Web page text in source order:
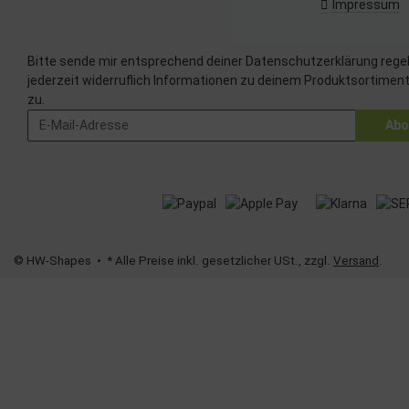
Impressum
Bitte sende mir entsprechend deiner Datenschutzerklärung
jederzeit widerruflich Informationen zu deinem Produktsortiment
zu.
© HW-Shapes • * Alle Preise inkl. gesetzlicher USt., zzgl. Versand .
Analyse von
Besondere